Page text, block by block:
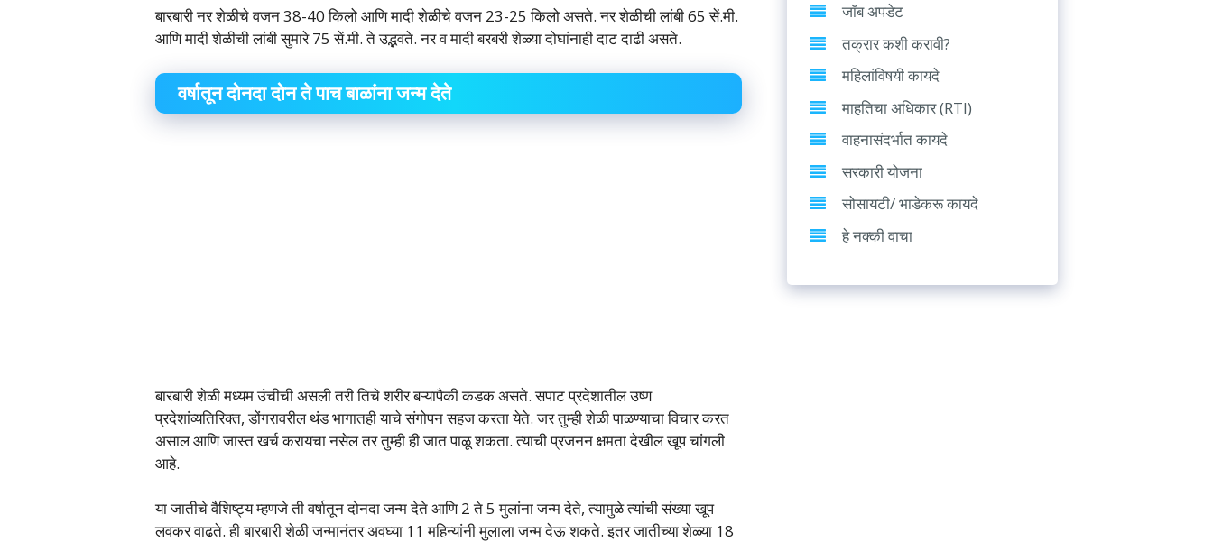
बारबारी नर शेळीचे वजन 38-40 किलो आणि मादी शेळीचे वजन 23-25 ​​किलो असते. नर शेळीची लांबी 65 सें.मी.
आणि मादी शेळीची लांबी सुमारे 75 सें.मी. ते उद्भवते. नर व मादी बरबरी शेळ्या दोघांनाही दाट दाढी असते.
वर्षातून दोनदा दोन ते पाच बाळांना जन्म देते
बारबारी शेळी मध्यम उंचीची असली तरी तिचे शरीर बऱ्यापैकी कडक असते. सपाट प्रदेशातील उष्ण
प्रदेशांव्यतिरिक्त, डोंगरावरील थंड भागातही याचे संगोपन सहज करता येते. जर तुम्ही शेळी पाळण्याचा विचार करत
असाल आणि जास्त खर्च करायचा नसेल तर तुम्ही ही जात पाळू शकता. त्याची प्रजनन क्षमता देखील खूप चांगली
आहे.
या जातीचे वैशिष्ट्य म्हणजे ती वर्षातून दोनदा जन्म देते आणि 2 ते 5 मुलांना जन्म देते, त्यामुळे त्यांची संख्या खूप
लवकर वाढते. ही बारबारी शेळी जन्मानंतर अवघ्या 11 महिन्यांनी मुलाला जन्म देऊ शकते. इतर जातीच्या शेळ्या 18
जॉब अपडेट
तक्रार कशी करावी?
महिलांविषयी कायदे
माहतिचा अधिकार (RTI)
वाहनासंदर्भात कायदे
सरकारी योजना
सोसायटी/ भाडेकरू कायदे
हे नक्की वाचा